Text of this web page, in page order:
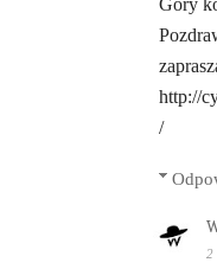
http://
/
2